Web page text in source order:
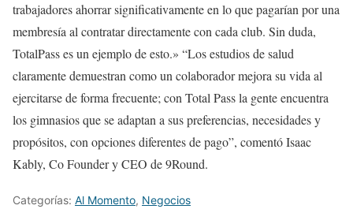
trabajadores ahorrar significativamente en lo que pagarían por una
membresía al contratar directamente con cada club. Sin duda,
TotalPass es un ejemplo de esto.» “Los estudios de salud
claramente demuestran como un colaborador mejora su vida al
ejercitarse de forma frecuente; con Total Pass la gente encuentra
los gimnasios que se adaptan a sus preferencias, necesidades y
propósitos, con opciones diferentes de pago”, comentó Isaac
Kably, Co Founder y CEO de 9Round.
Categorías: Al Momento, Negocios